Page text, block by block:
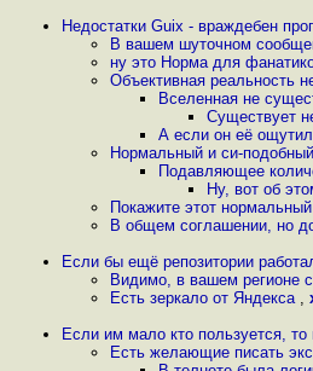
Недостатки Guix - враждебен
В вашем шуточном
ну это Норма для
Объективная реальность
Вселенная не
Существует
А если он её
Нормальный и си-
Подавляющее
Ну, вот об
Покажите этот
В общем соглашении, но
Если бы ещё репозитории
Видимо, в вашем регионе
Есть зеркало от Яндекса ,
Если им мало кто пользуется,
Есть желающие писать